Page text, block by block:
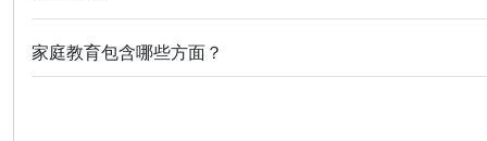
家庭教育包含哪些方面？